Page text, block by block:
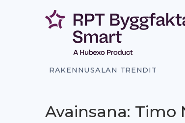
RAKENNUSALAN TRENDIT
Avainsana: Timo